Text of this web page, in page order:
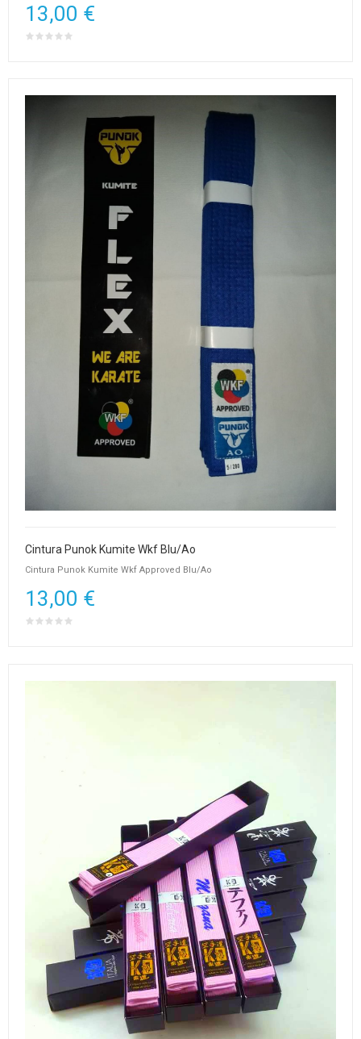
13,00 €
Cintura Punok Kumite Wkf Blu/Ao
Cintura Punok Kumite Wkf Approved Blu/Ao
13,00 €